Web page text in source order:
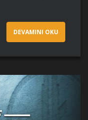
DEVAMINI OKU